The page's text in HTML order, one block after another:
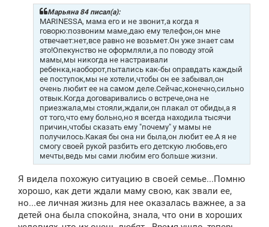
Марьяна 84 писал(а):
MARINESSA, мама его и не звонит,а когда я
говорю:позвоним маме,даю ему телефон,он мне
отвечает:нет,все равно не возьмет.Он уже знает сам
это!Опекунство не оформляли,а по поводу этой
мамы,мы никогда не настраивали
ребенка,наоборот,пытались как-бы оправдать каждый
ее поступок,мы не хотели,чтобы он ее забывал,он
очень любит ее на самом деле.Сейчас,конечно,сильно
отвык.Когда договаривались о встрече,она не
приезжала,мы стояли,ждали,он плакал от обиды,а я
от того,что ему больно,но я всегда находила тысячи
причин,чтобы сказать ему "почему" у мамы не
получилось.Какая бы она ни была,он любит ее.А я не
смогу своей рукой разбить его детскую любовь,его
мечты,ведь мы сами любим его больше жизни.
Я видела похожую ситуацию в своей семье...Помню
хорошо, как дети ждали маму свою, как звали ее,
но...ее личная жизнь для нее оказалась важнее, а за
детей она была спокойна, знала, что они в хороших